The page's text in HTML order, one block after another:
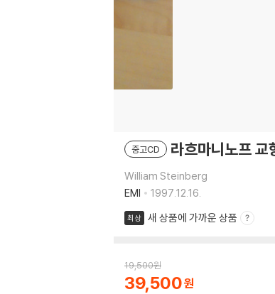
중고CD 라흐마니노프
William Steinberg
EMI
1997.12.16.
최상 새 상품에 가까운 상품
19,500원
39,500